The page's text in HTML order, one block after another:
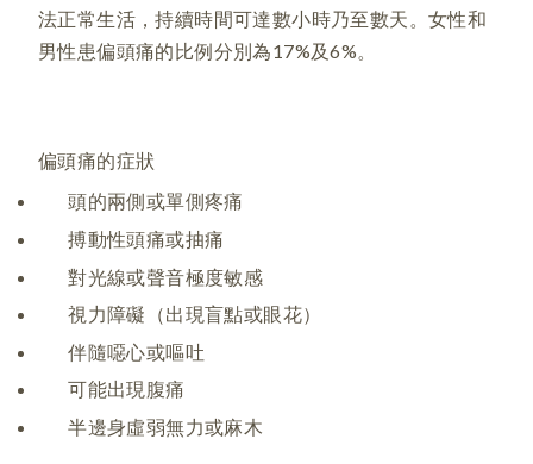
法正常生活，持續時間可達數小時乃至數天。女性和
男性患偏頭痛的比例分別為17%及6%。
偏頭痛的症狀
頭的兩側或單側疼痛
搏動性頭痛或抽痛
對光線或聲音極度敏感
視力障礙（出現盲點或眼花）
伴隨噁心或嘔吐
可能出現腹痛
半邊身虛弱無力或麻木